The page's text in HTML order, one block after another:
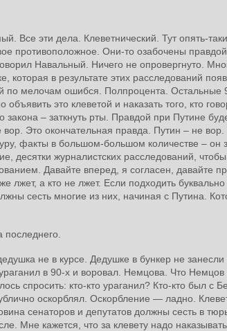
Все эти дела. Клеветнический. Тут опять-
противоположное. Они-то озабочены
Навальный. Ничего не опровергнуто.
в результате этих расследований
по мелочам ошибся. Полпроцента. Остальные
это клеветой и наказать того, кто
– заткнуть рты. Правдой при Путине
Это окончательная правда. Путин – не вор.
факты в большом-большом количестве – он
журналистских расследований, чтобы
Давайте вперед, я согласен, давайте
а кто не лжет. Если подходить буквально
сесть многие из них, начиная с Путина.
не в курсе. Дедушке в бункер не
в 90-х и воровал. Немцова. Что Немцов
спросить: кто-кто ураганил? Кто-кто был с
оскорблял. Оскорбление — ладно.
сенаторов и депутатов должны сесть в
Мне кажется, что за клевету надо